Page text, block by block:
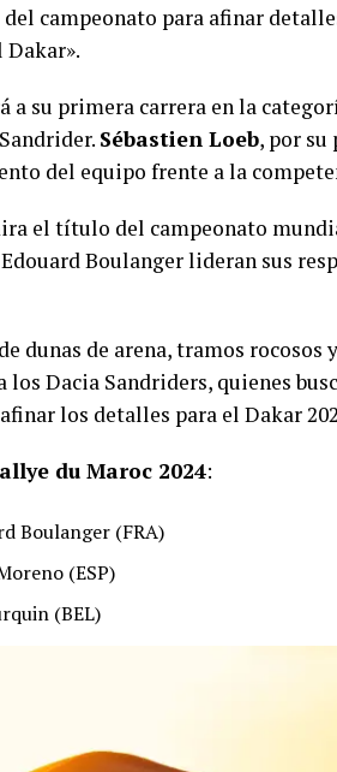
campeonato para afinar
a su primera carrera en la
Sébastien Loeb, por su
del equipo frente a la
el título del campeonato
Boulanger lideran sus
dunas de arena, tramos rocosos
Dacia Sandriders, quienes
los detalles para el Dakar
du Maroc 2024:
Boulanger (FRA)
(ESP)
(BEL)